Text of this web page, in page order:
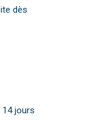
dès
jours